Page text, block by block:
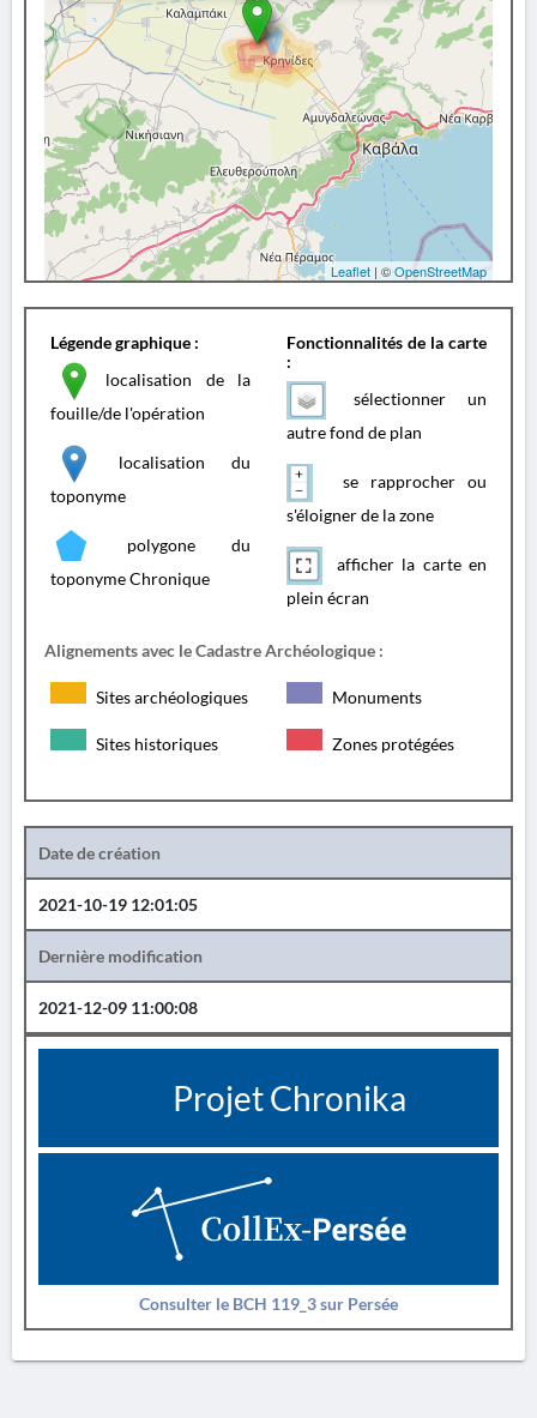
Leaflet | ©OpenStreetMap
Légende graphique :
localisation de la
fouille/de l'opération
localisation du
toponyme
polygone du
toponyme Chronique
Fonctionnalités de la carte
:
sélectionner un
autre fond de plan
se rapprocher ou
s'éloigner de la zone
afficher la carte en
plein écran
Alignements avec le Cadastre Archéologique :
Sites archéologiques Monuments
Sites historiques Zones protégées
Date de création
2021-10-19 12:01:05
Dernière modification
2021-12-09 11:00:08
Projet Chronika
Consulter le BCH 119_3 sur Persée